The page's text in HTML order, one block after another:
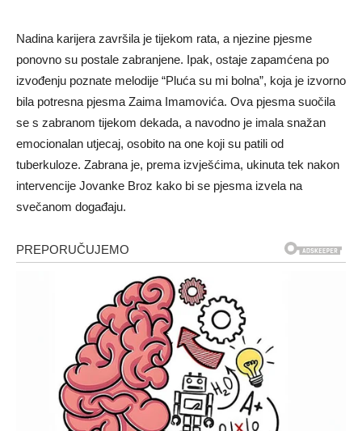
Nadina karijera završila je tijekom rata, a njezine pjesme
ponovno su postale zabranjene. Ipak, ostaje zapamćena po
izvođenju poznate melodije “Pluća su mi bolna”, koja je izvorno
bila potresna pjesma Zaima Imamovića. Ova pjesma suočila
se s zabranom tijekom dekada, a navodno je imala snažan
emocionalan utjecaj, osobito na one koji su patili od
tuberkuloze. Zabrana je, prema izvješćima, ukinuta tek nakon
intervencije Jovanke Broz kako bi se pjesma izvela na
svečanom događaju.